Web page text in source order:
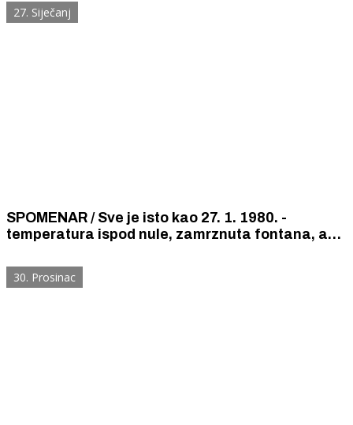
27. Siječanj
SPOMENAR / Sve je isto kao 27. 1. 1980. -
temperatura ispod nule, zamrznuta fontana, a
30. Prosinac